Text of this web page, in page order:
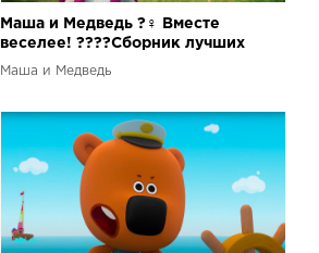
Маша и Медведь ?‍♀️ Вместе
веселее! ?‍?‍?‍?Сборник лучших
серий про Машу ? 1 час ⏰
Маша и Медведь